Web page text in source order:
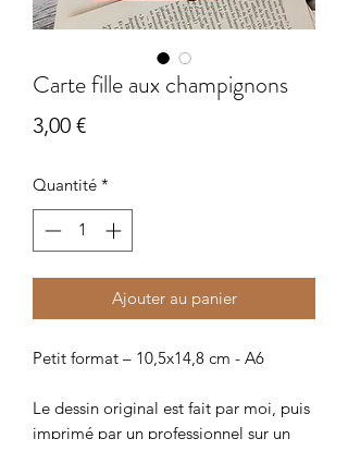
Carte fille aux champignons
3,00 €Prix
Quantité *
Ajouter au panier
Petit format – 10,5x14,8 cm - A6
Le dessin original est fait par moi, puis
imprimé par un professionnel sur un